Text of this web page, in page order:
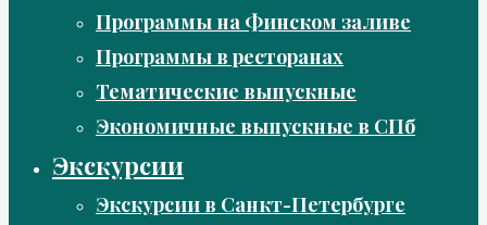
Программы на Финском заливе
Программы в ресторанах
Тематические выпускные
Экономичные выпускные в СПб
Экскурсии
Экскурсии в Санкт-Петербурге